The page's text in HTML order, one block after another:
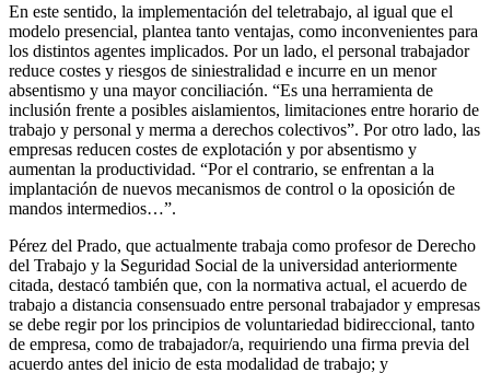
En este sentido, la implementación del teletrabajo, al igual que el
modelo presencial, plantea tanto ventajas, como inconvenientes para
los distintos agentes implicados. Por un lado, el personal trabajador
reduce costes y riesgos de siniestralidad e incurre en un menor
absentismo y una mayor conciliación. “Es una herramienta de
inclusión frente a posibles aislamientos, limitaciones entre horario de
trabajo y personal y merma a derechos colectivos”. Por otro lado, las
empresas reducen costes de explotación y por absentismo y
aumentan la productividad. “Por el contrario, se enfrentan a la
implantación de nuevos mecanismos de control o la oposición de
mandos intermedios…”.
Pérez del Prado, que actualmente trabaja como profesor de Derecho
del Trabajo y la Seguridad Social de la universidad anteriormente
citada, destacó también que, con la normativa actual, el acuerdo de
trabajo a distancia consensuado entre personal trabajador y empresas
se debe regir por los principios de voluntariedad bidireccional, tanto
de empresa, como de trabajador/a, requiriendo una firma previa del
acuerdo antes del inicio de esta modalidad de trabajo; y